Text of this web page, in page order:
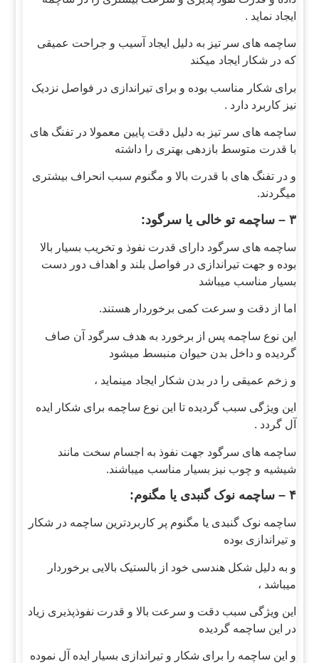
ایجاد نماید .
ساچمه های سر تیز به دلیل ایجاد آسیب و جراحت عمیقی
که در شکار ایجاد میکند
برای شکار مناسب بوده و برای تیراندازی در فواصل نزدیک
نیز کاربرد دارد .
ساچمه های سر تیز به دلیل دقت پایین معمولا در تفنگ های
با قدرت متوسط بازدهی بهتری را داشته
و در تفنگ های با قدرت بالا و مگنوم سبب انحراف بیشتری
میگردند.
۳ – ساچمه تو خالی یا سرگود:
ساچمه های سرگود دارای قدرت نفوذ و تخریب بسیار بالا
بوده و جهت تیراندازی در فواصل بلند و اهداف دور دست
بسیار مناسب میباشد
اما از دقت و سرعت کمی برخوردار هستند.
این نوع ساچمه پس از برخورد به هدف سرگود آن صاف
گردیده و داخل بدن حیوان منبسط میشود
و زخم عمیقی را در بدن شکار ایجاد مینماید ،
این ویژگی سبب گردیده تا این نوع ساچمه برای شکار ایده
آل گردد .
ساچمه های سرگود جهت نفوذ به اجسام سخت مانند
شیشیه و چوب نیز بسیار مناسب میباشند.
۴ – ساچمه نوک گنبدی یا مگنوم:
ساچمه نوک گنبدی یا مگنوم پر کاربردترین ساچمه در شکار
و تیراندازی بوده
و به دلیل شکل هندسی خود از بالستیک بالایی برخوردار
میباشد ،
این ویژگی سبب دقت و سرعت بالا و قدرت نفوذپذیری زیاد
در این ساچمه گردیده
و این ساچمه را برای شکار و تیراندازی بسیار ایده آل نموده